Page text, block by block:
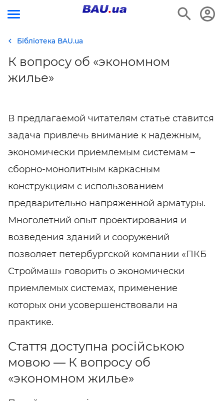
Бібліотека BAU.ua
К вопросу об «экономном
жилье»
В предлагаемой читателям статье ставится
задача привлечь внимание к надежным,
экономически приемлемым системам –
сборно-монолитным каркасным
конструкциям с использованием
предварительно напряженной арматуры.
Многолетний опыт проектирования и
возведения зданий и сооружений
позволяет петербургской компании «ПКБ
Строймаш» говорить о экономически
приемлемых системах, применение
которых они усовершенствовали на
практике.
Стаття доступна російською
мовою — К вопросу об
«экономном жилье»